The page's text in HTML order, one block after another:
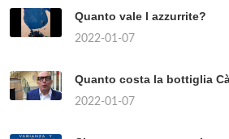
Quanto vale l azzurrite?
2022-01-07
Quanto costa la bottiglia
2022-01-07